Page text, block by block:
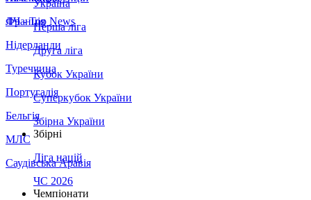
Франція
Нідерланди
Туреччина
Португалія
Бельгія
МЛС
Саудівська Аравія
ЛЧ - Top News
Україна
Перша ліга
Друга ліга
Кубок України
Суперкубок України
Збірна України
Збірні
Ліга націй
ЧС 2026
Чемпіонати